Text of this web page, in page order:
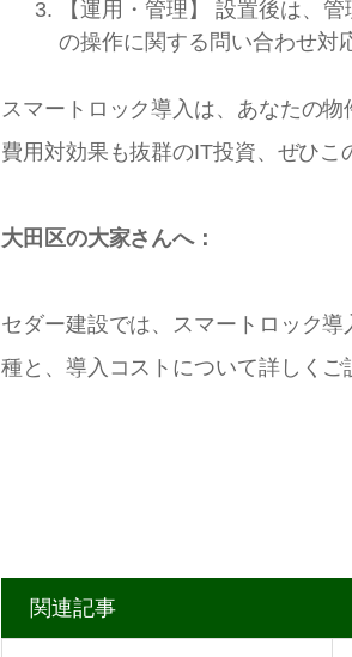
【運用・管理】 設置後は、
の操作に関する問い合わせ対
スマートロック導入は、あなたの
費用対効果も抜群のIT投資、ぜひこ
大田区の大家さんへ：
セダー建設では、スマートロック
種と、導入コストについて詳しくご
関連記事